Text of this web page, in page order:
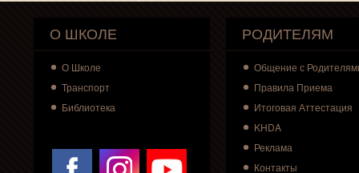
О ШКОЛЕ
О Школе
Транспорт
Библиотека
РОДИТЕЛЯМ
Общение с
Правила Приема
Итоговая Аттестация
KHDA
Реклама
Контакты